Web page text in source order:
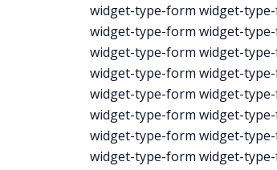
widget-type-form widget-
widget-type-form widget-
widget-type-form widget-
widget-type-form widget-
widget-type-form widget-
widget-type-form widget-
widget-type-form widget-
widget-type-form widget-